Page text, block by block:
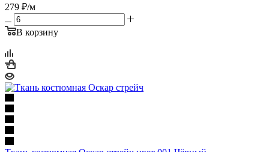
279 ₽/м
В корзину